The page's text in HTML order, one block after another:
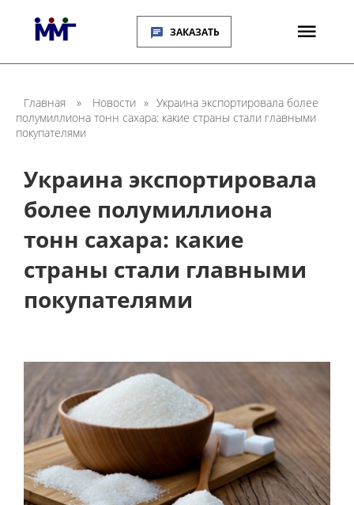
ЗАКАЗАТЬ
Главная » Новости » Украина экспортировала более
полумиллиона тонн сахара: какие страны стали главными
покупателями
Украина экспортировала
более полумиллиона
тонн сахара: какие
страны стали главными
покупателями